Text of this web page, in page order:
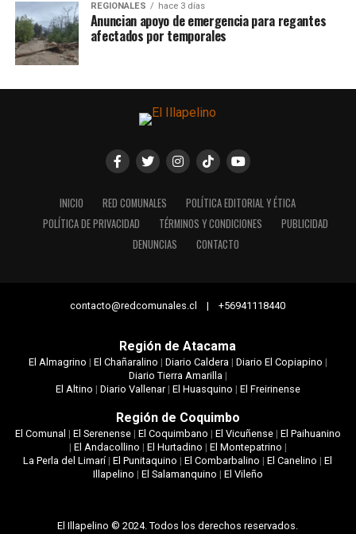
REGIONALES hace 3 días
Anuncian apoyo de emergencia para regantes
afectados por temporales
INICIO RED COMUNALES
POLÍTICA EDITORIAL Y ÉTICA
POLÍTICA DE PRIVACIDAD
TÉRMINOS Y CONDICIONES
PUBLICIDAD
DENUNCIAS
CONTACTO
contacto@redcomunales.cl | +56941118440
Región de Atacama
El Almagrino | El Chañaralino | Diario Caldera| Diario El Copiapino |
Diario Tierra Amarilla|
El Altino | Diario Vallenar| El Huasquino | El Freirinense
Región de Coquimbo
El Comunal | El Serenense| El Coquimbano | El Vicuñense| El Paihuanino
| El Andacollino | El Hurtadino | El Montepatrino |
La Perla del Limarí|El Punitaquino |El Combarbalino |El Canelino |El
Illapelino | El Salamanquino | El Vileño
El Illapelino © 2024. Todos los derechos reservados.